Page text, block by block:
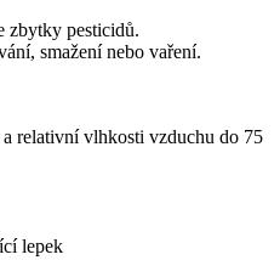
zbytky pesticidů.
smažení nebo vaření.
relativní vlhkosti vzduchu do 75
lepek